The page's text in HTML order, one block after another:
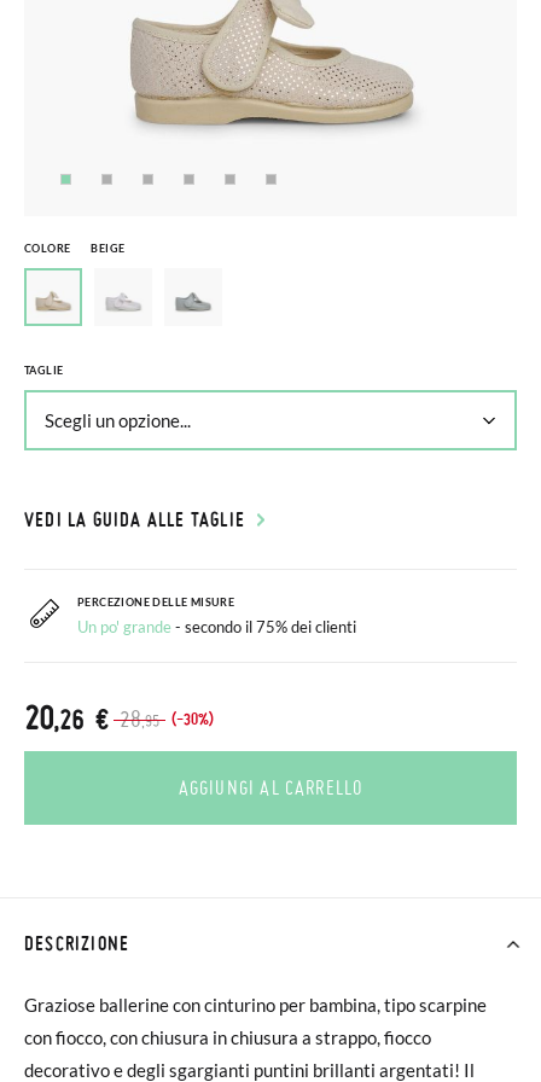
COLORE BEIGE
TAGLIE
VEDI LA GUIDA ALLE TAGLIE
PERCEZIONE DELLE MISURE
Un po' grande- secondo il 75% dei clienti
28,95 (-30%)
20,26 €
AGGIUNGI AL CARRELLO
DESCRIZIONE
Graziose ballerine con cinturino per bambina, tipo scarpine
con fiocco, con chiusura in chiusura a strappo, fiocco
decorativo e degli sgargianti puntini brillanti argentati! Il